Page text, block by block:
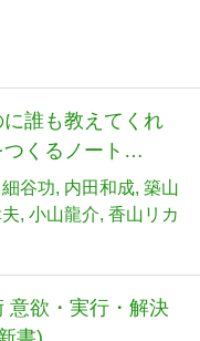
誰も教えてくれ
くるノート
Series)
細谷功 内田和成 築山
小山龍介 香山リカ
意欲・実行・解決